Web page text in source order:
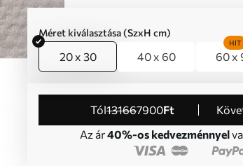
Méret kiválasztása (SzxH cm)
20 x 30 40 x 60 60 x
HIT
Tól131667900Ft
Az ár40%-os kedvezménnyel